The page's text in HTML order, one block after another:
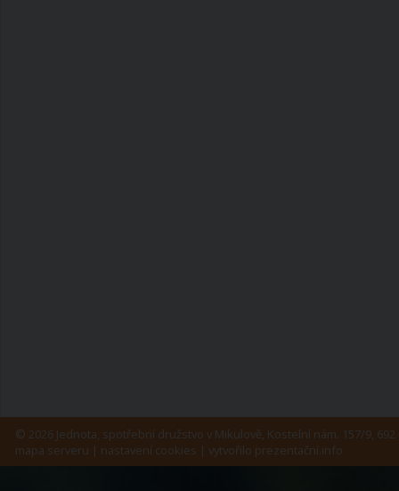
© 2026 Jednota, spotřební družstvo v Mikulově, Kostelní nám. 157/9, 692
mapa serveru | nastavení cookies | vytvořilo prezentační.info